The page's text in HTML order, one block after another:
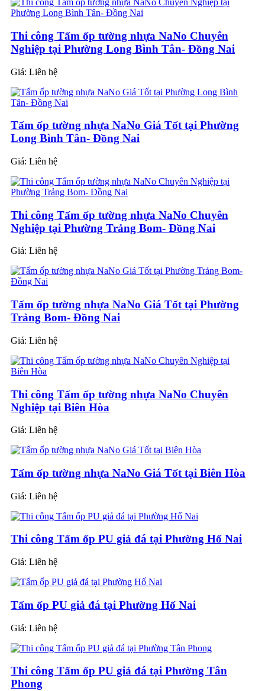
Thi công Tấm ốp tường nhựa NaNo Chuyên
Nghiệp tại Phường Long Bình Tân- Đồng Nai
Giá: Liên hệ
Tấm ốp tường nhựa NaNo Giá Tốt tại Phường
Long Bình Tân- Đồng Nai
Giá: Liên hệ
Thi công Tấm ốp tường nhựa NaNo Chuyên
Nghiệp tại Phường Trảng Bom- Đồng Nai
Giá: Liên hệ
Tấm ốp tường nhựa NaNo Giá Tốt tại Phường
Trảng Bom- Đồng Nai
Giá: Liên hệ
Thi công Tấm ốp tường nhựa NaNo Chuyên
Nghiệp tại Biên Hòa
Giá: Liên hệ
Tấm ốp tường nhựa NaNo Giá Tốt tại Biên Hòa
Giá: Liên hệ
Thi công Tấm ốp PU giả đá tại Phường Hố Nai
Giá: Liên hệ
Tấm ốp PU giả đá tại Phường Hố Nai
Giá: Liên hệ
Thi công Tấm ốp PU giả đá tại Phường Tân
Phong